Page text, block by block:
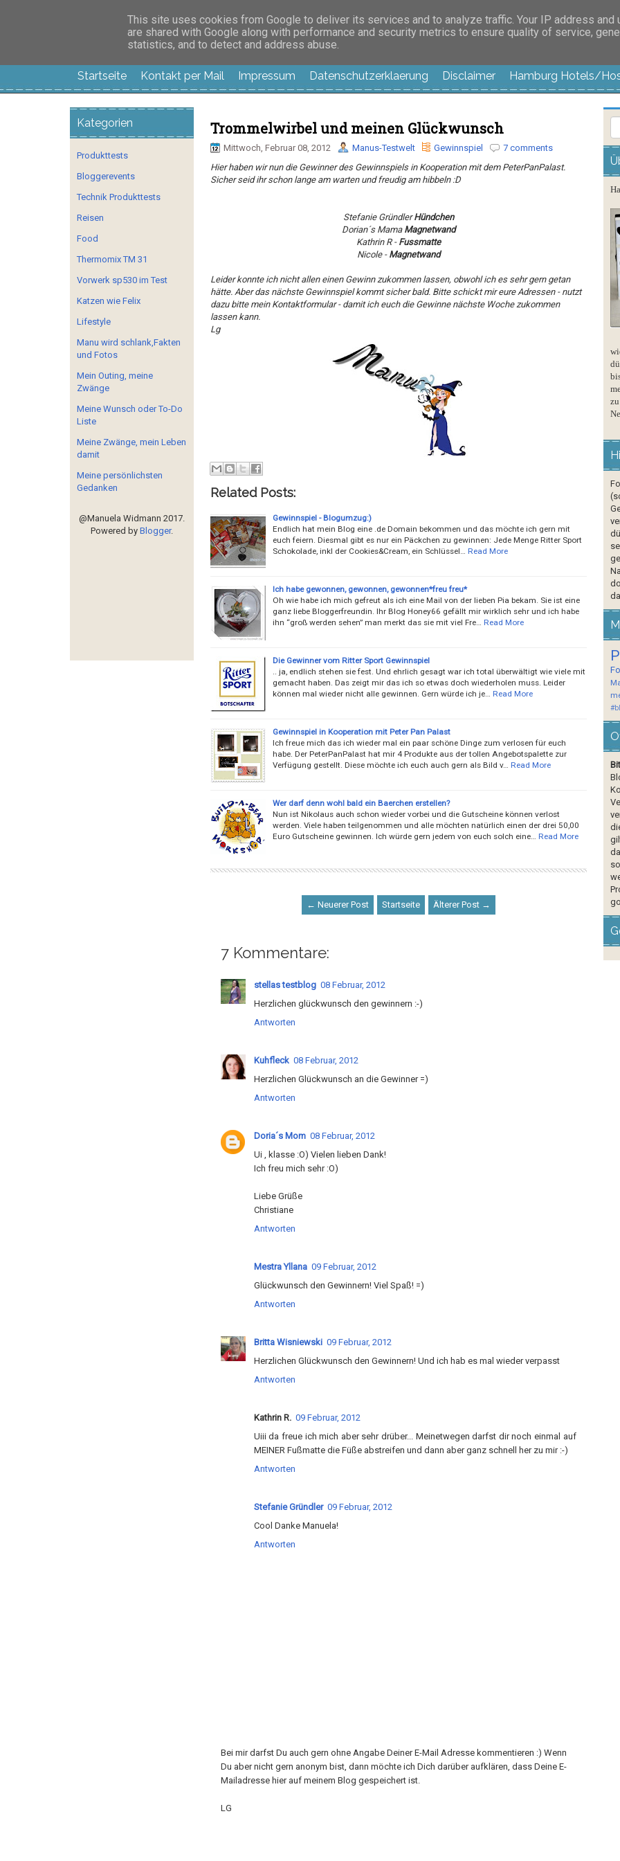
Manus Testwelt, alles außer langweilig
Startseite Kontakt per Mail Impressum Datenschutzerklaerung Disclaimer Hamburg Hotels/
Trommelwirbel und meinen Glückwunsch
Mittwoch, Februar 08, 2012 Manus-Testwelt Gewinnspiel
7 comments
Hier haben wir nun die Gewinner des Gewinnspiels in Kooperation mit dem PeterPanPalast.
Sicher seid ihr schon lange am warten und freudig am hibbeln :D
Stefanie GründlerHündchen
Dorian´s Mama Magnetwand
Kathrin R - Fussmatte
Nicole - Magnetwand
Leider konnte ich nicht allen einen Gewinn zukommen lassen, obwohl ich es sehr gern getan
hätte. Aber das nächste Gewinnspiel kommt sicher bald. Bitte schickt mir eure Adressen - nutzt
dazu bitte mein Kontaktformular - damit ich euch die Gewinne nächste Woche zukommen
lassen kann.
Lg
Related Posts:
Gewinnspiel - Blogumzug:)
Endlich hat mein Blog eine .de Domain bekommen und das möchte ich gern mit
euch feiern. Diesmal gibt es nur ein Päckchen zu gewinnen: Jede Menge Ritter Sport
Schokolade, inkl der Cookies&Cream, ein Schlüssel…
Read More
Ich habe gewonnen, gewonnen, gewonnen*freu freu*
Oh wie habe ich mich gefreut als ich eine Mail von der lieben Pia bekam. Sie ist eine
ganz liebe Bloggerfreundin. Ihr Blog Honey66 gefällt mir wirklich sehr und ich habe
ihn “groß werden sehen” man merkt das sie mit viel Fre…
Read More
Die Gewinner vom Ritter Sport Gewinnspiel
.. ja, endlich stehen sie fest. Und ehrlich gesagt war ich total überwältigt wie viele mit
gemacht haben. Das zeigt mir das ich so etwas doch wiederholen muss. Leider
können mal wieder nicht alle gewinnen. Gern würde ich je…
Read More
Gewinnspiel in Kooperation mit Peter Pan Palast
Ich freue mich das ich wieder mal ein paar schöne Dinge zum verlosen für euch
habe. Der PeterPanPalast hat mir 4 Produkte aus der tollen Angebotspalette zur
Verfügung gestellt. Diese möchte ich euch auch gern als Bild v…
Read More
Wer darf denn wohl bald ein Baerchen erstellen?
Nun ist Nikolaus auch schon wieder vorbei und die Gutscheine können verlost
werden. Viele haben teilgenommen und alle möchten natürlich einen der drei 50,00
Euro Gutscheine gewinnen. Ich würde gern jedem von euch solch eine…
Read More
← Neuerer Post Startseite Älterer Post →
7 Kommentare:
stellas testblog 08 Februar, 2012
Herzlichen glückwunsch den gewinnern :-)
Antworten
Kuhfleck 08 Februar, 2012
Herzlichen Glückwunsch an die Gewinner =)
Antworten
Doria´s Mom 08 Februar, 2012
Ui , klasse :O) Vielen lieben Dank!
Ich freu mich sehr :O)
Liebe Grüße
Christiane
Antworten
Mestra Yllana 09 Februar, 2012
Glückwunsch den Gewinnern! Viel Spaß! =)
Antworten
Britta Wisniewski 09 Februar, 2012
Herzlichen Glückwunsch den Gewinnern! Und ich hab es mal wieder verpasst
Antworten
Kathrin R. 09 Februar, 2012
Uiii da freue ich mich aber sehr drüber... Meinetwegen darfst dir noch einmal auf
MEINER Fußmatte die Füße abstreifen und dann aber ganz schnell her zu mir :-)
Antworten
Stefanie Gründler 09 Februar, 2012
Cool Danke Manuela!
Antworten
Bei mir darfst Du auch gern ohne Angabe Deiner E-Mail Adresse kommentieren :) Wenn
Du aber nicht gern anonym bist, dann möchte ich Dich darüber aufklären, dass Deine E-
Mailadresse hier auf meinem Blog gespeichert ist.
LG
Kategorien
Produkttests
Bloggerevents
Technik Produkttests
Reisen
Food
Thermomix TM 31
Vorwerk sp530 im Test
Katzen wie Felix
Lifestyle
Manu wird schlank,Fakten
und Fotos
Mein Outing, meine
Zwänge
Meine Wunsch oder To-Do
Liste
Meine Zwänge, mein Leben
damit
Meine persönlichsten
Gedanken
@Manuela Widmann 2017.
Powered by Blogger.
This site uses cookies from Google to deliver its services and to analyze traffic. Your IP address and
are shared with Google along with performance and security metrics to ensure quality of service,
statistics, and to detect and address abuse.